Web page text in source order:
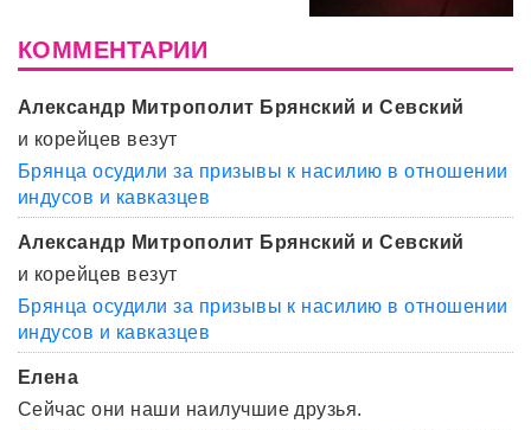
КОММЕНТАРИИ
Александр Митрополит Брянский и Севский
и корейцев везут
Брянца осудили за призывы к насилию в отношении
индусов и кавказцев
Александр Митрополит Брянский и Севский
и корейцев везут
Брянца осудили за призывы к насилию в отношении
индусов и кавказцев
Елена
Сейчас они наши наилучшие друзья.